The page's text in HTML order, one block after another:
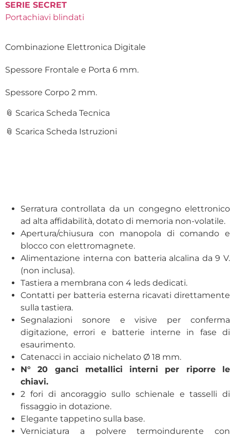
SERIE SECRET
Portachiavi blindati
Combinazione Elettronica Digitale
Spessore Frontale e Porta 6 mm.
Spessore Corpo 2 mm.
📎 Scarica Scheda Tecnica
📎 Scarica Scheda Istruzioni
Serratura controllata da un congegno elettronico
ad alta affidabilità, dotato di memoria non-volatile.
Apertura/chiusura con manopola di comando e
blocco con elettromagnete.
Alimentazione interna con batteria alcalina da 9 V.
(non inclusa).
Tastiera a membrana con 4 leds dedicati.
Contatti per batteria esterna ricavati direttamente
sulla tastiera.
Segnalazioni sonore e visive per conferma
digitazione, errori e batterie interne in fase di
esaurimento.
Catenacci in acciaio nichelato Ø 18 mm.
N° 20 ganci metallici interni per riporre le
chiavi.
2 fori di ancoraggio sullo schienale e tasselli di
fissaggio in dotazione.
Elegante tappetino sulla base.
Verniciatura a polvere termoindurente con